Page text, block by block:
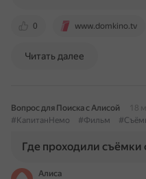
0 www.domkino.tv
Читать далее
Вопрос для Поиска с Алисой
18
#КапитанНемо
#Фильм
Где проходили
Алиса